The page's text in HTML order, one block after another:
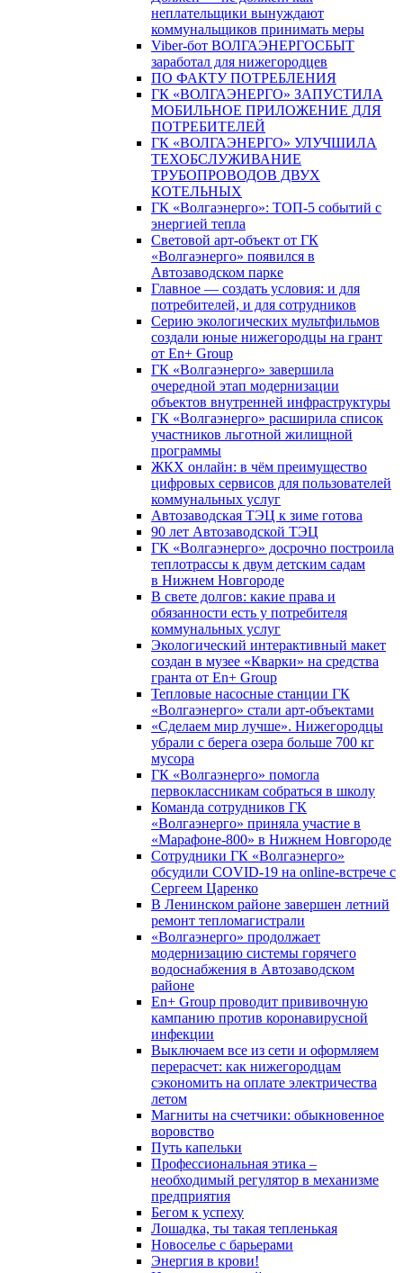
неплательщики вынуждают
коммунальщиков принимать меры
Viber-бот ВОЛГАЭНЕРГОСБЫТ
заработал для нижегородцев
ПО ФАКТУ ПОТРЕБЛЕНИЯ
ГК «ВОЛГАЭНЕРГО» ЗАПУСТИЛА
МОБИЛЬНОЕ ПРИЛОЖЕНИЕ ДЛЯ
ПОТРЕБИТЕЛЕЙ
ГК «ВОЛГАЭНЕРГО» УЛУЧШИЛА
ТЕХОБСЛУЖИВАНИЕ
ТРУБОПРОВОДОВ ДВУХ
КОТЕЛЬНЫХ
ГК «Волгаэнерго»: ТОП-5 событий с
энергией тепла
Световой арт-объект от ГК
«Волгаэнерго» появился в
Автозаводском парке
Главное — создать условия: и для
потребителей, и для сотрудников
Серию экологических мультфильмов
создали юные нижегородцы на грант
от En+ Group
ГК «Волгаэнерго» завершила
очередной этап модернизации
объектов внутренней инфраструктуры
ГК «Волгаэнерго» расширила список
участников льготной жилищной
программы
ЖКХ онлайн: в чём преимущество
цифровых сервисов для пользователей
коммунальных услуг
Автозаводская ТЭЦ к зиме готова
90 лет Автозаводской ТЭЦ
ГК «Волгаэнерго» досрочно построила
теплотрассы к двум детским садам
в Нижнем Новгороде
В свете долгов: какие права и
обязанности есть у потребителя
коммунальных услуг
Экологический интерактивный макет
создан в музее «Кварки» на средства
гранта от En+ Group
Тепловые насосные станции ГК
«Волгаэнерго» стали арт-объектами
«Сделаем мир лучше». Нижегородцы
убрали с берега озера больше 700 кг
мусора
ГК «Волгаэнерго» помогла
первоклассникам собраться в школу
Команда сотрудников ГК
«Волгаэнерго» приняла участие в
«Марафоне-800» в Нижнем Новгороде
Сотрудники ГК «Волгаэнерго»
обсудили COVID-19 на online-встрече с
Сергеем Царенко
В Ленинском районе завершен летний
ремонт тепломагистрали
«Волгаэнерго» продолжает
модернизацию системы горячего
водоснабжения в Автозаводском
районе
En+ Group проводит прививочную
кампанию против коронавирусной
инфекции
Выключаем все из сети и оформляем
перерасчет: как нижегородцам
сэкономить на оплате электричества
летом
Магниты на счетчики: обыкновенное
воровство
Путь капельки
Профессиональная этика –
необходимый регулятор в механизме
предприятия
Бегом к успеху
Лошадка, ты такая тепленькая
Новоселье с барьерами
Энергия в крови!